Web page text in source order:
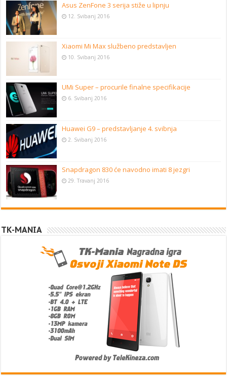
Asus ZenFone 3 serija stiže u lipnju
12. Svibanj 2016
Xiaomi Mi Max službeno predstavljen
10. Svibanj 2016
UMi Super – procurile finalne specifikacije
6. Svibanj 2016
Huawei G9 – predstavljanje 4. svibnja
2. Svibanj 2016
Snapdragon 830 će navodno imati 8 jezgri
29. Travanj 2016
TK-MANIA